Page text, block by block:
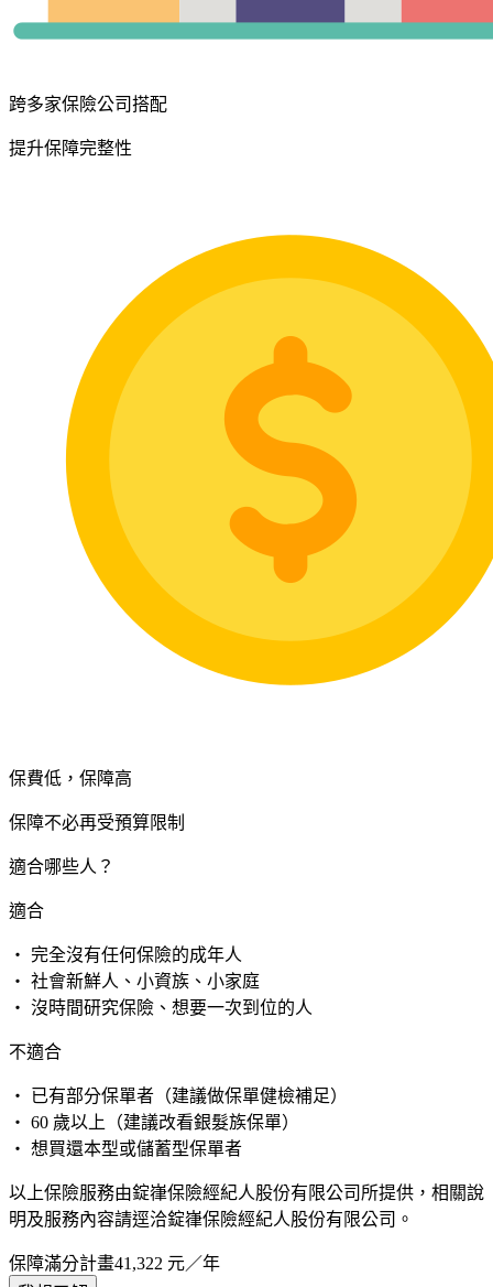
跨多家保險公司搭配
提升保障完整性
保費低，保障高
保障不必再受預算限制
適合哪些人？
適合
・ 完全沒有任何保險的成年人
・ 社會新鮮人、小資族、小家庭
・ 沒時間研究保險、想要一次到位的人
不適合
・ 已有部分保單者（建議做保單健檢補足）
・ 60 歲以上（建議改看銀髮族保單）
・ 想買還本型或儲蓄型保單者
以上保險服務由錠嵂保險經紀人股份有限公司所提供，相關說
明及服務內容請逕洽錠嵂保險經紀人股份有限公司。
保障滿分計畫41,322 元／年